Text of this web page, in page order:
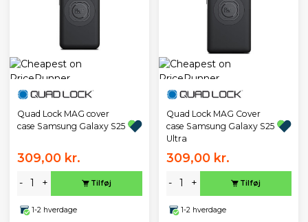
Quad Lock MAG cover
case Samsung Galaxy S25
309,00 kr.
- + Tilføj
1-2 hverdage
Quad Lock MAG Cover
case Samsung Galaxy S25
Ultra
309,00 kr.
- + Tilføj
1-2 hverdage